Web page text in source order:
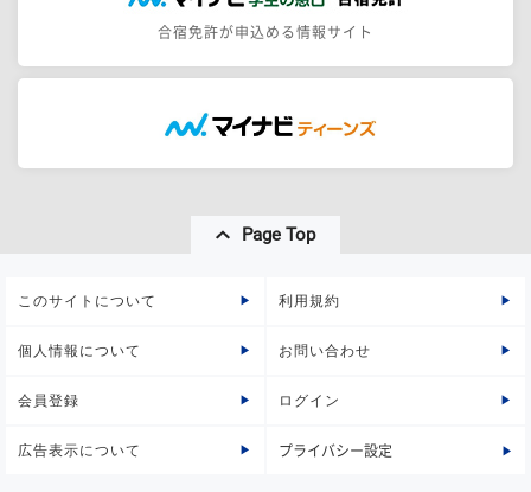
合宿免許が申込める情報サイト
Page Top
このサイトについて 利用規約
個人情報について お問い合わせ
会員登録 ログイン
広告表示について プライバシー設定